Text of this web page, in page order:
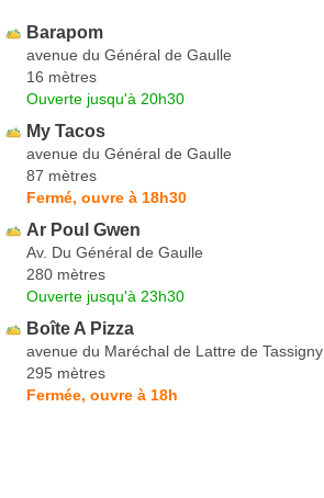
Barapom
avenue du Général de Gaulle
16 mètres
Ouverte jusqu'à 20h30
My Tacos
avenue du Général de Gaulle
87 mètres
Fermé, ouvre à 18h30
Ar Poul Gwen
Av. Du Général de Gaulle
280 mètres
Ouverte jusqu'à 23h30
Boîte A Pizza
avenue du Maréchal de Lattre de Tassigny
295 mètres
Fermée, ouvre à 18h